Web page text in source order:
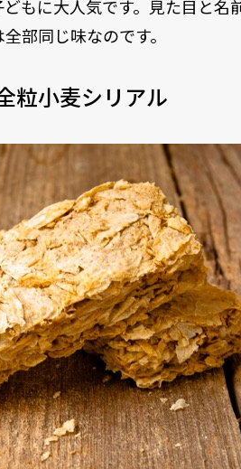
もに大人気です。見た目と名
部同じ味なのです。
粒小麦シリアル